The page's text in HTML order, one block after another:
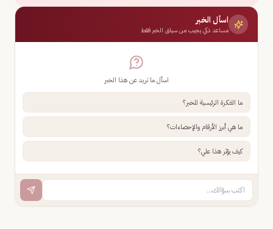
اسأل الخبر
مساعد ذكي يجيب من سياق الخبر فقط
اسأل ما تريد عن هذا الخبر
ما الفكرة الرئيسية للخبر؟
ما هي أبرز الأرقام والإحصاءات؟
كيف يؤثر هذا علي؟